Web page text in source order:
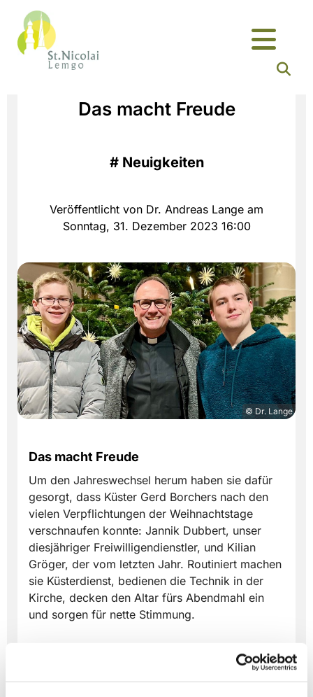
Das macht Freude
# Neuigkeiten
Veröffentlicht von Dr. Andreas Lange am
Sonntag, 31. Dezember 2023 16:00
© Dr. Lange
Das macht Freude
Um den Jahreswechsel herum haben sie dafür
gesorgt, dass Küster Gerd Borchers nach den
vielen Verpflichtungen der Weihnachtstage
verschnaufen konnte: Jannik Dubbert, unser
diesjähriger Freiwilligendienstler, und Kilian
Gröger, der vom letzten Jahr. Routiniert machen
sie Küsterdienst, bedienen die Technik in der
Kirche, decken den Altar fürs Abendmahl ein
und sorgen für nette Stimmung.